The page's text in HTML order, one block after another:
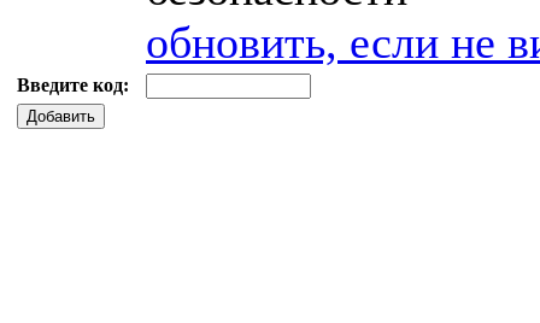
обновить, если не
Введите код:
Добавить